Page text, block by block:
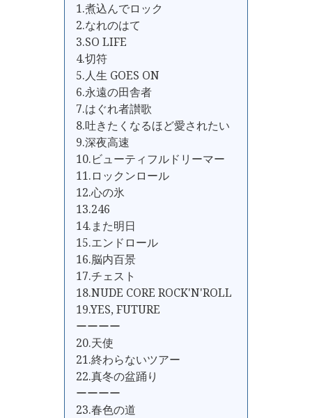
1.煮込んでロック
2.なれのはて
3.SO LIFE
4.切符
5.人生 GOES ON
6.永遠の田舎者
7.はぐれ者讃歌
8.吐きたくなるほど愛されたい
9.深夜高速
10.ビューティフルドリーマー
11.ロックンロール
12.心の氷
13.246
14.また明日
15.エンドロール
16.脳内百景
17.チェスト
18.NUDE CORE ROCK'N'ROLL
19.YES, FUTURE
ーーーー
20.天使
21.終わらないツアー
22.真冬の盆踊り
ーーーー
23.春色の道